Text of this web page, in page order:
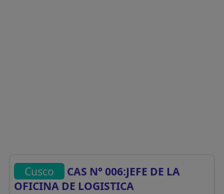
Cusco
CAS N° 006:JEFE DE LA
OFICINA DE LOGISTICA